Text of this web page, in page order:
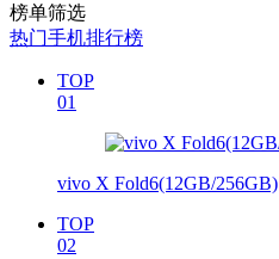
榜单筛选
热门手机排行榜
TOP
01
vivo X Fold6(12GB/256GB)
TOP
02